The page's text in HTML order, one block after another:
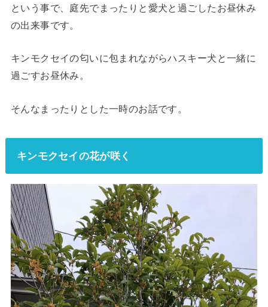
という事で、庭先でまったりと愛犬と過ごしたお昼休み
の出来事です。
キンモクセイの匂いに包まれながらハスキー犬と一緒に
過ごすお昼休み。
そんなまったりとした一時のお話です。
キンモクセイの花が咲く